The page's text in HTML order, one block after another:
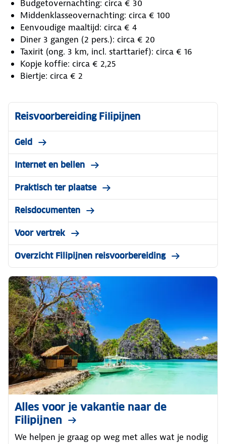
Budgetovernachting: circa € 30
Middenklasseovernachting: circa € 100
Eenvoudige maaltijd: circa € 4
Diner 3 gangen (2 pers.): circa € 20
Taxirit (ong. 3 km, incl. starttarief): circa € 16
Kopje koffie: circa € 2,25
Biertje: circa € 2
Reisvoorbereiding Filipijnen
Geld
Internet en bellen
Praktisch ter plaatse
Reisdocumenten
Voor vertrek
Overzicht Filipijnen reisvoorbereiding
Alles voor je vakantie naar de
Filipijnen
We helpen je graag op weg met alles wat je nodig